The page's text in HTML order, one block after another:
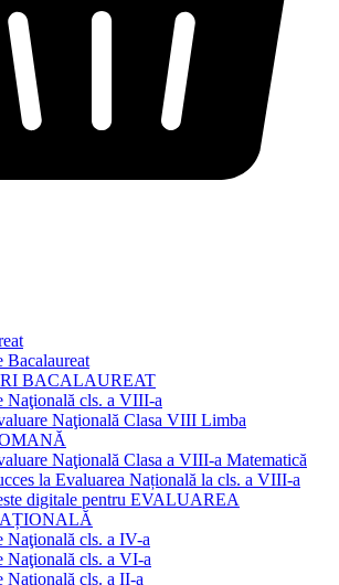
Bacalaureat
BACALAUREAT
Naţională cls. a VIII-a
Naţională Clasa VIII Limba
Naţională Clasa a VIII-a Matematică
la Evaluarea Națională la cls. a VIII-a
digitale pentru EVALUAREA
Naţională cls. a IV-a
Naţională cls. a VI-a
Naţională cls. a II-a